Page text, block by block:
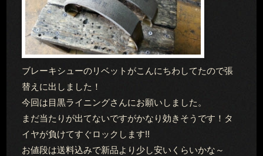
ブレーキシューのリベットがこんにちわしてたので張
替えに出しました！
今回は目黒ライニングさんにお願いしました。
まだ当たりが出てないですがかなり効きそうです！タ
イヤが負けてすぐロックします!!
お値段は送料込みで新品より少し安いくらいかな～